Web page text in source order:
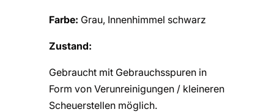
Farbe: Grau, Innenhimmel schwarz
Zustand:
Gebraucht mit Gebrauchsspuren in
Form von Verunreinigungen / kleineren
Scheuerstellen möglich.